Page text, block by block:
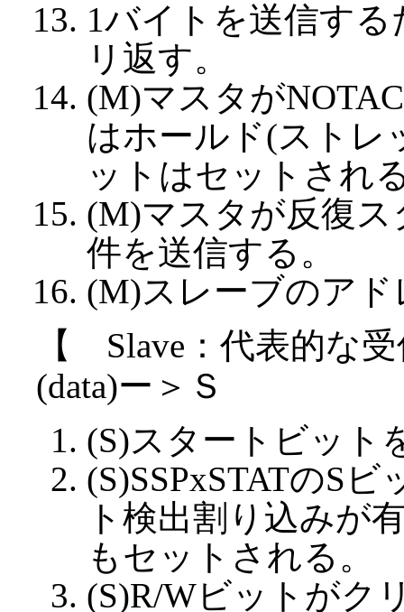
1バイトを送信す
リ返す。
(M)マスタが
はホールド(ストレ
ットはセットされ
(M)マスタが反復
件を送信する。
(M)スレーブのア
【 Slave：代表的な
(data)ー＞Ｓ
(S)スタートビット
(S)SSPxSTATのS
ト検出割り込みが
もセットされる。
(S)R/Wビットがク